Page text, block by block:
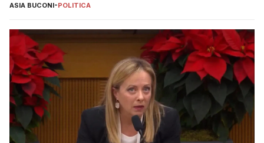
ASIA BUCONI-POLITICA